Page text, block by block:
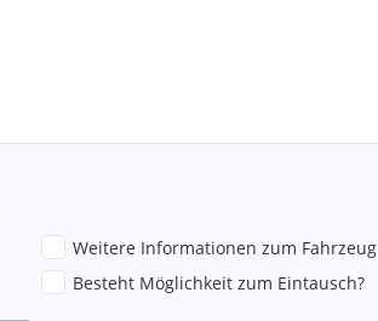
Weitere Informationen zum Fahrzeug
Besteht Möglichkeit zum Eintausch?